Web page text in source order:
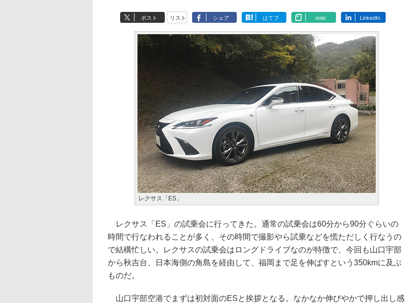
ポスト リスト シェア はてブ note LinkedIn
レクサス「ES」
レクサス「ES」の試乗会に行ってきた。通常の試乗会は60分から90分ぐらいの
時間で行なわれることが多く、その時間で撮影やら試乗などを慌ただしく行なうの
で結構忙しい。レクサスの試乗会はロングドライブなのが特徴で、今回も山口宇部
から秋吉台、日本海側の角島を経由して、福岡まで足を伸ばすという350kmに及ぶ
ものだ。
山口宇部空港でまずは初対面のESと挨拶となる。なかなか伸びやかで押し出し感